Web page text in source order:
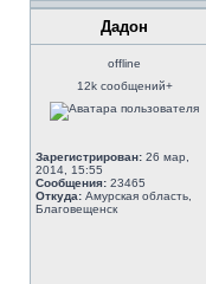
Дадон
offline
12k сообщений+
Зарегистрирован: 26 мар,
2014, 15:55
Сообщения: 23465
Откуда: Амурская область,
Благовещенск